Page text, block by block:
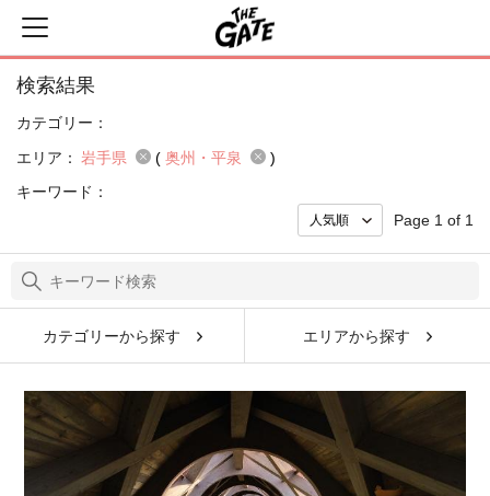
検索結果
カテゴリー：
エリア： 岩手県 ( 奥州・平泉
)
キーワード：
Page 1 of 1
カテゴリーから探す エリアから探す